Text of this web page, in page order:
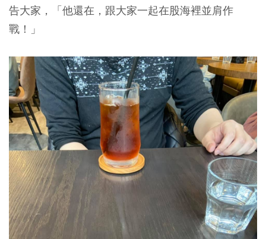
告大家，「他還在，跟大家一起在股海裡並肩作
戰！」